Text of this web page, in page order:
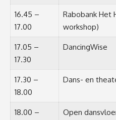
16.45 –
17.00
Rabobank Het
workshop)
17.05 –
17.30
DancingWise
17.30 –
18.00
Dans- en
18.00 –
Open